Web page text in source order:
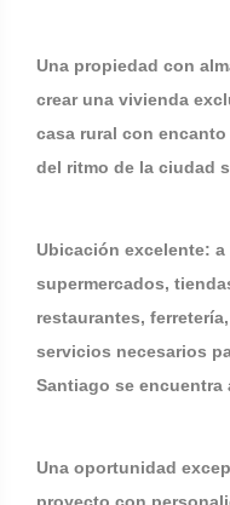
Una propiedad con
crear una vivienda
casa rural con
del ritmo de la ciudad
Ubicación excelente:
supermercados,
restaurantes,
servicios necesarios
Santiago se
Una oportunidad